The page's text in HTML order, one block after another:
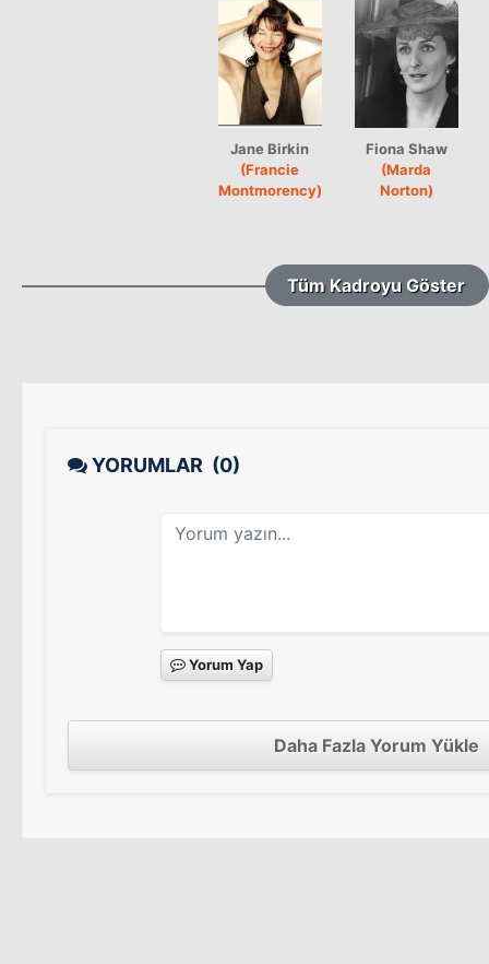
Jane Birkin
(Francie
Montmorency)
Fiona Shaw
(Marda
Norton)
Tüm Kadroyu Göster
YORUMLAR (0)
Yorum Yap
Daha Fazla Yorum Yükle